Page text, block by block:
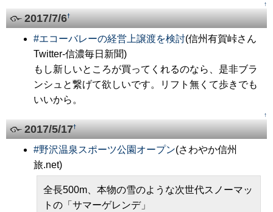
↑
2017/7/6†
#エコーバレーの経営上譲渡を検討(信州有賀峠さん
Twitter-信濃毎日新聞)
もし新しいところが買ってくれるのなら、是非ブラ
ンシュと繋げて欲しいです。リフト無くて歩きでも
いいから。
↑
2017/5/17†
#野沢温泉スポーツ公園オープン(さわやか信州
旅.net)
全長500m、本物の雪のような次世代スノーマッ
トの「サマーゲレンデ」